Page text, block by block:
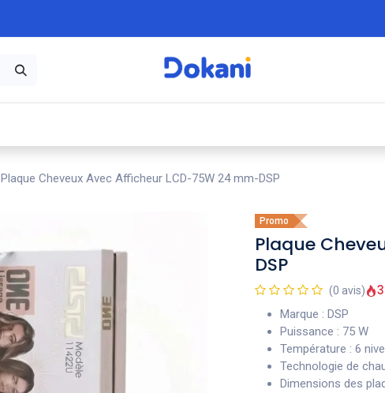
Plaque Cheveux Avec Afficheur LCD-75W 24 mm-DSP
Promo
Plaque
DSP
(0 avis)
Marque : DSP
Puissance : 75 W
Température : 6
Technologie de
Dimensions des